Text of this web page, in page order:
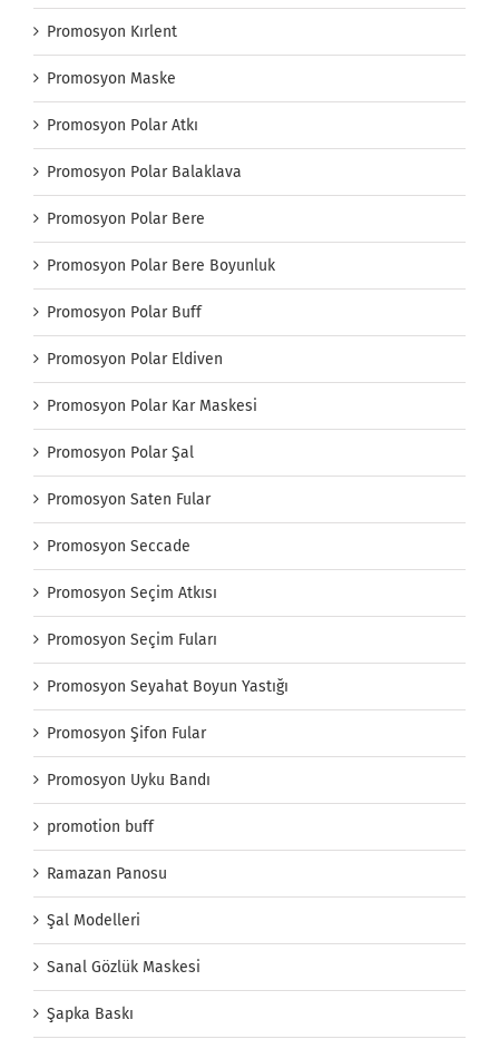
Promosyon Kırlent
Promosyon Maske
Promosyon Polar Atkı
Promosyon Polar Balaklava
Promosyon Polar Bere
Promosyon Polar Bere Boyunluk
Promosyon Polar Buff
Promosyon Polar Eldiven
Promosyon Polar Kar Maskesi
Promosyon Polar Şal
Promosyon Saten Fular
Promosyon Seccade
Promosyon Seçim Atkısı
Promosyon Seçim Fuları
Promosyon Seyahat Boyun Yastığı
Promosyon Şifon Fular
Promosyon Uyku Bandı
promotion buff
Ramazan Panosu
Şal Modelleri
Sanal Gözlük Maskesi
Şapka Baskı